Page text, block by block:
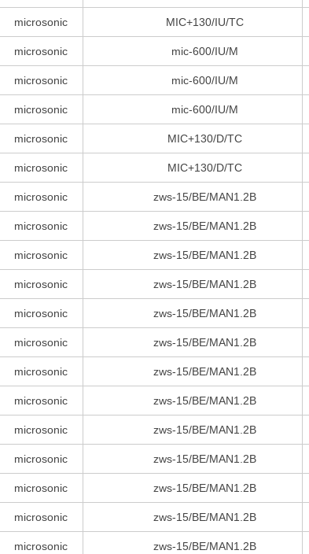
microsonic MIC+130/IU/TC
microsonic mic-600/IU/M
microsonic mic-600/IU/M
microsonic mic-600/IU/M
microsonic MIC+130/D/TC
microsonic MIC+130/D/TC
microsonic zws-15/BE/MAN1.2B
microsonic zws-15/BE/MAN1.2B
microsonic zws-15/BE/MAN1.2B
microsonic zws-15/BE/MAN1.2B
microsonic zws-15/BE/MAN1.2B
microsonic zws-15/BE/MAN1.2B
microsonic zws-15/BE/MAN1.2B
microsonic zws-15/BE/MAN1.2B
microsonic zws-15/BE/MAN1.2B
microsonic zws-15/BE/MAN1.2B
microsonic zws-15/BE/MAN1.2B
microsonic zws-15/BE/MAN1.2B
microsonic zws-15/BE/MAN1.2B